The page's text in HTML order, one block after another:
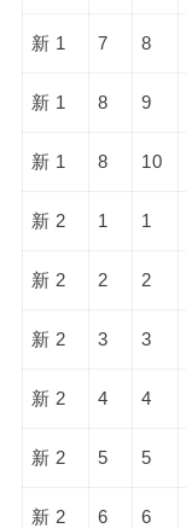
新 1 7 8
新 1 8 9
新 1 8 10
新 2 1 1
新 2 2 2
新 2 3 3
新 2 4 4
新 2 5 5
新 2 6 6